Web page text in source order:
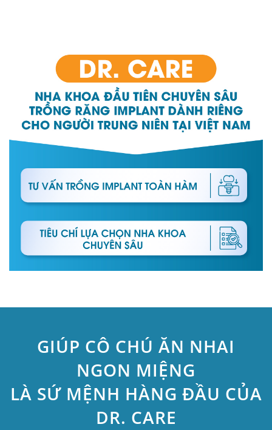
GIÚP CÔ CHÚ ĂN NHAI
NGON MIỆNG
LÀ SỨ MỆNH HÀNG ĐẦU CỦA
DR. CARE